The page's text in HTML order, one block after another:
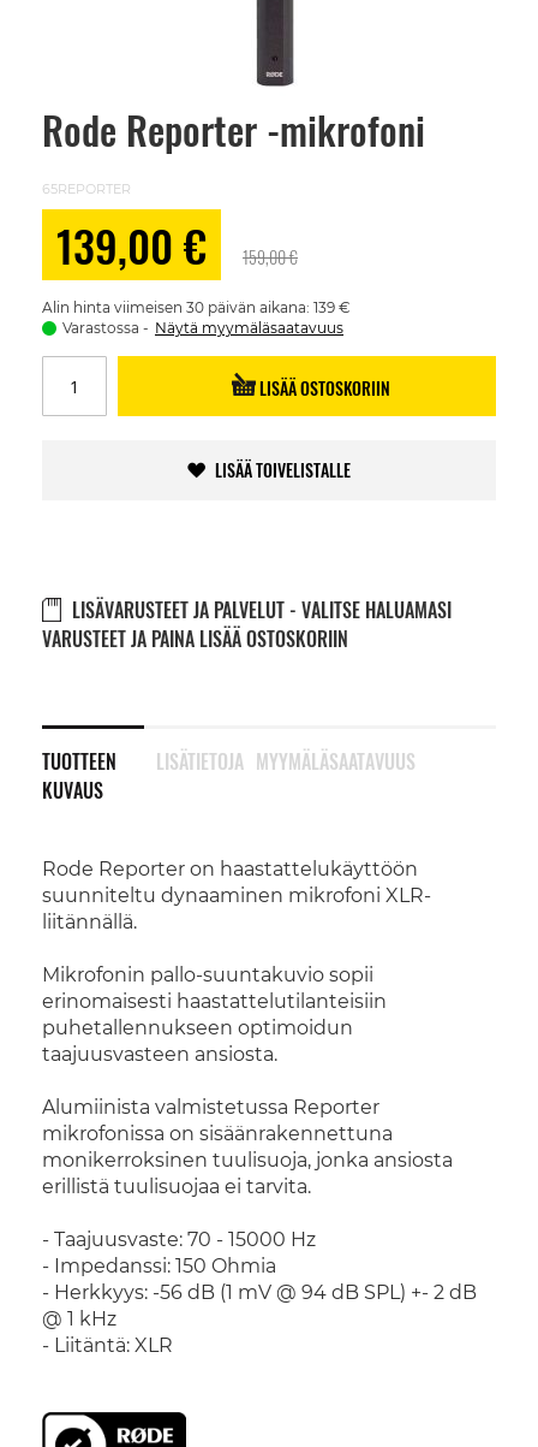
Rode Reporter -mikrofoni
65REPORTER
139,00 € 159,00 €
Alin hinta viimeisen 30 päivän aikana: 139 €
Varastossa
Näytä myymäläsaatavuus
LISÄÄ OSTOSKORIIN
LISÄÄ TOIVELISTALLE
LISÄVARUSTEET JA PALVELUT - VALITSE HALUAMASI
VARUSTEET JA PAINA LISÄÄ OSTOSKORIIN
TUOTTEEN
KUVAUS
Rode Reporter on haastattelukäyttöön
suunniteltu dynaaminen mikrofoni XLR-
liitännällä.
Mikrofonin pallo-suuntakuvio sopii
erinomaisesti haastattelutilanteisiin
puhetallennukseen optimoidun
taajuusvasteen ansiosta.
Alumiinista valmistetussa Reporter
mikrofonissa on sisäänrakennettuna
monikerroksinen tuulisuoja, jonka ansiosta
erillistä tuulisuojaa ei tarvita.
- Taajuusvaste: 70 - 15000 Hz
- Impedanssi: 150 Ohmia
- Herkkyys: -56 dB (1 mV @ 94 dB SPL) +- 2 dB
@ 1 kHz
- Liitäntä: XLR
LISÄTIETOJA MYYMÄLÄSAATAVUUS
Skip
images